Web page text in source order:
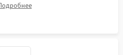
программного обеспечения.